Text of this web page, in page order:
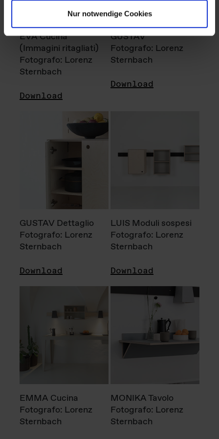
Nur notwendige Cookies
EVA Cucina
(Immagini ritagliati)
Fotografo: Lorenz
Sternbach
Download
GUSTAV
Fotografo: Lorenz
Sternbach
Download
GUSTAV Dettaglio
Fotografo: Lorenz
Sternbach
Download
LUIS Moduli sospesi
Fotografo: Lorenz
Sternbach
Download
EMMA Cucina
Fotografo: Lorenz
Sternbach
MONIKA Tavolo
Fotografo: Lorenz
Sternbach